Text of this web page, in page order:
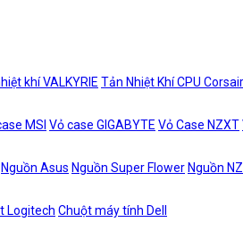
khí VALKYRIE Tản Nhiệt Khí CPU Corsair
MSI Vỏ case GIGABYTE Vỏ Case NZXT
Nguồn Asus Nguồn Super Flower Nguồn
Logitech Chuột máy tính Dell